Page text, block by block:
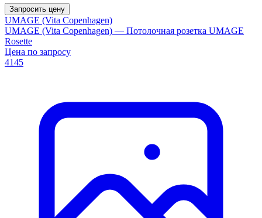
Запросить цену
UMAGE (Vita Copenhagen)
UMAGE (Vita Copenhagen) — Потолочная розетка UMAGE
Rosette
Цена по запросу
4145